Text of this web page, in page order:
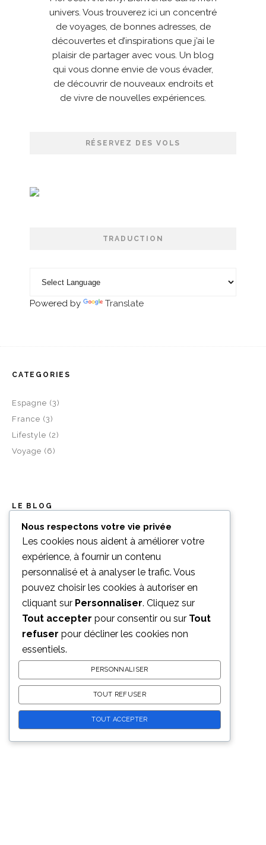
univers. Vous trouverez ici un concentré
de voyages, de bonnes adresses, de
découvertes et d’inspirations que j’ai le
plaisir de partager avec vous. Un blog
qui vous donne envie de vous évader,
de découvrir de nouveaux endroits et
de vivre de nouvelles expériences.
RÉSERVEZ DES VOLS
TRADUCTION
Powered by Translate
CATEGORIES
Espagne (3)
France (3)
Lifestyle (2)
Voyage (6)
LE BLOG
© 2026 mentions légales
Nous respectons votre vie privée
Les cookies nous aident à améliorer votre
expérience, à fournir un contenu
personnalisé et à analyser le trafic. Vous
pouvez choisir les cookies à autoriser en
cliquant sur Personnaliser. Cliquez sur
Tout accepter pour consentir ou sur Tout
refuser pour décliner les cookies non
essentiels.
PERSONNALISER
TOUT REFUSER
TOUT ACCEPTER